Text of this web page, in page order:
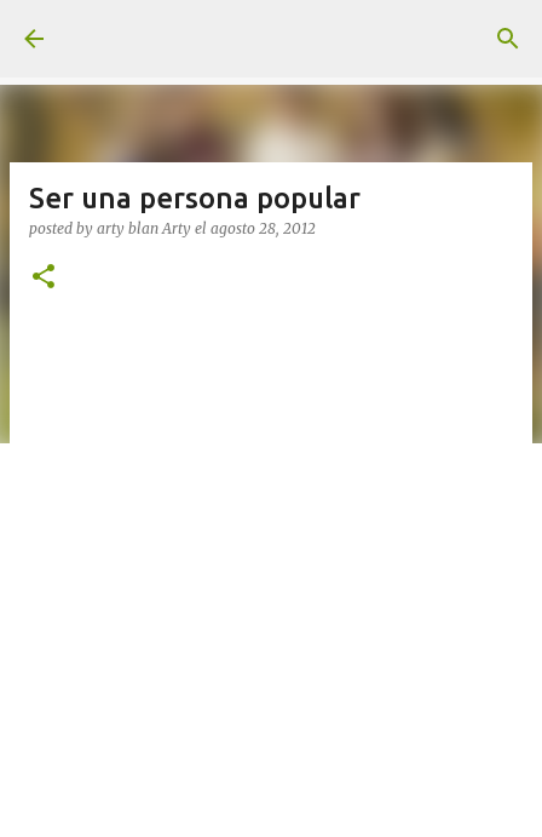
Ser una persona popular
posted by arty blanArty el agosto 28, 2012